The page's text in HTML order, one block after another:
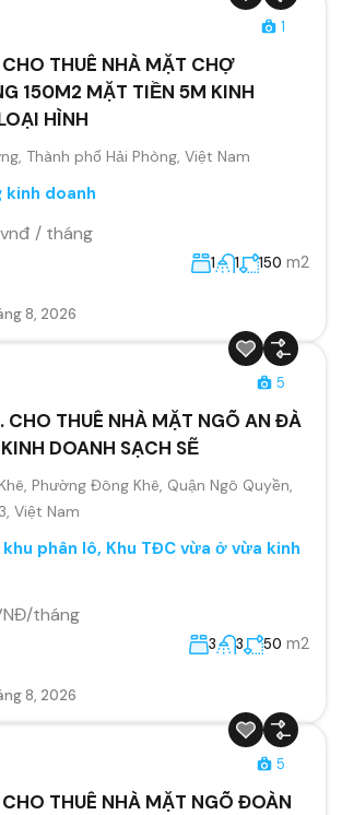
1
THUÊ NHÀ MẶT CHỢ
150M2 MẶT TIỀN 5M KINH
HÌNH
Thành phố Hải Phòng, Việt Nam
kinh doanh
vnđ / tháng
1 1 150 m2
8, 2026
5
CHO THUÊ NHÀ MẶT NGÕ AN ĐÀ
DOANH SẠCH SẼ
Phường Đông Khê, Quận Ngô Quyền,
Việt Nam
phân lô, Khu TĐC vừa ở vừa kinh
tháng
3 3 50 m2
8, 2026
5
CHO THUÊ NHÀ MẶT NGÕ ĐOÀN